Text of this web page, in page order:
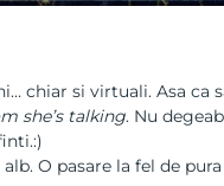
chiar si virtuali. Asa ca
she’s talking. Nu
alb. O pasare la fel de